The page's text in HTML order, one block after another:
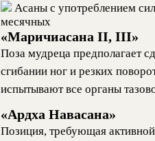
Асаны с употреблением
месячных
«Маричиасана II, III»
Поза мудреца предполагает
сгибании ног и резких
испытывают все органы
«Ардха Навасана»
Позиция, требующая